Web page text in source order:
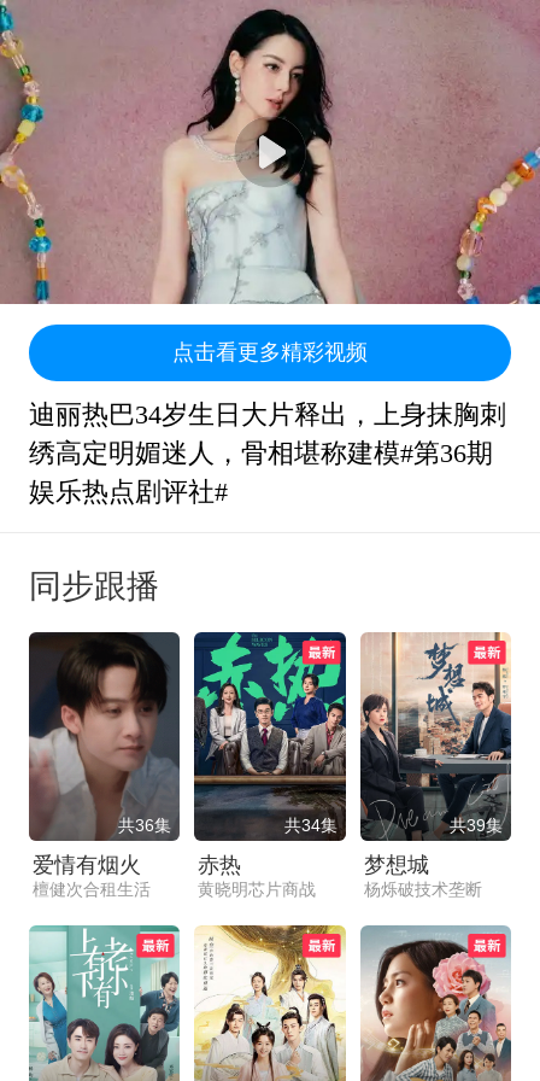
点击看更多精彩视频
迪丽热巴34岁生日大片释出，上身抹胸刺
绣高定明媚迷人，骨相堪称建模#第36期
娱乐热点剧评社#
同步跟播
共36集
爱情有烟火
檀健次合租生活
共34集
赤热
黄晓明芯片商战
共39集
梦想城
杨烁破技术垄断